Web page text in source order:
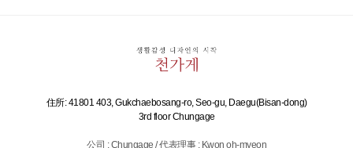
住所: 41801 403, Gukchaebosang-ro, Seo-gu, Daegu(Bisan-dong)
3rd floor Chungage
公司 : Chungage / 代表理事 : Kwon oh-myeon